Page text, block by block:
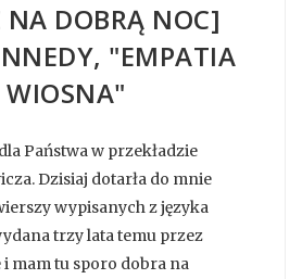
NA DOBRĄ NOC]
"EMPATIA
WIOSNA"
Państwa w przekładzie
Dzisiaj dotarła do mnie
wypisanych z języka
trzy lata temu przez
mam tu sporo dobra na